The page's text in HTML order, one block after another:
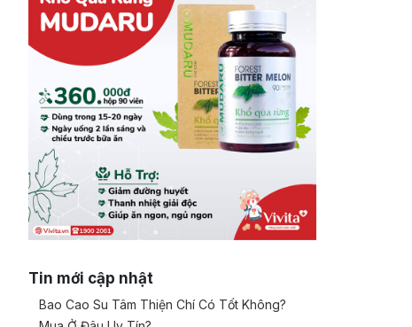
Tin mới cập nhật
Bao Cao Su Tâm Thiện Chí Có Tốt Không?